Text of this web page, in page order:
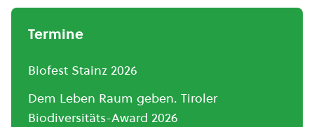
Termine
Biofest Stainz 2026
Dem Leben Raum geben. Tiroler
Biodiversitäts-Award 2026